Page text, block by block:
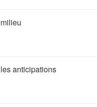
milieu
les anticipations